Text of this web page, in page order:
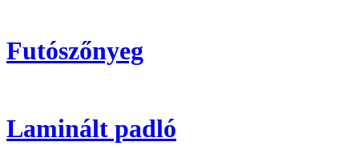
Futószőnyeg
Laminált padló